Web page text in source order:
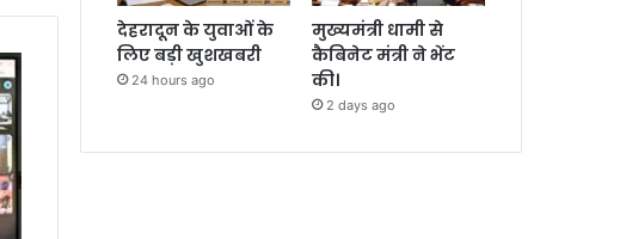
देहरादून के युवाओं के
लिए बड़ी खुशखबरी
24 hours ago
मुख्यमंत्री धामी से
कैबिनेट मंत्री ने भेंट
की।
2 days ago